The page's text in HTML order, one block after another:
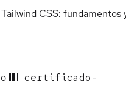
Tailwind CSS: fundamentos
certificado-